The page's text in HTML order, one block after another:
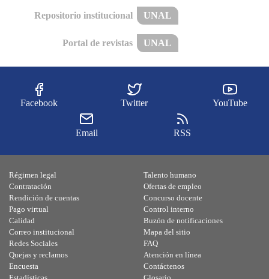
Repositorio institucional UNAL
Portal de revistas UNAL
Facebook Twitter YouTube
Email RSS
Régimen legal
Contratación
Rendición de cuentas
Pago virtual
Calidad
Talento humano
Ofertas de empleo
Concurso docente
Control interno
Buzón de notificaciones
Correo institucional
Redes Sociales
Quejas y reclamos
Encuesta
Mapa del sitio
FAQ
Atención en línea
Contáctenos